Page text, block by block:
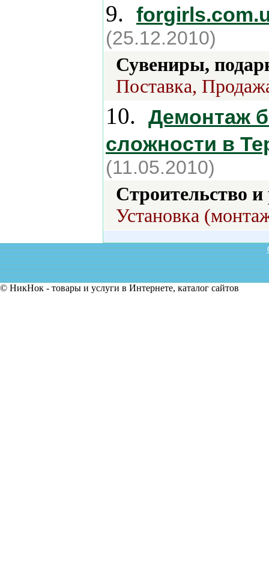
9.
(25.12.2010)
Сувениры,
Поставка,
10.
Демонтаж
сложности в
(11.05.2010)
Строительство и
Установка
© НикНок - товары и услуги в Интернете, каталог сайтов